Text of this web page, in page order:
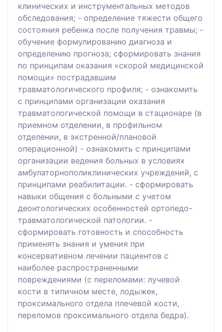
клинических и инструментальных методов
обследования; - определение тяжести общего
состояния ребенка после получения травмы; -
обучение формулированию диагноза и
определению прогноза; сформировать знания
по принципам оказания «скорой медицинской
помощи» пострадавшим
травматологического профиля; - ознакомить
с принципами организации оказания
травматологической помощи в стационаре (в
приемном отделении, в профильном
отделении, в экстренной/плановой
операционной) - ознакомить с принципами
организации ведения больных в условиях
амбулаторнополиклинических учреждений, с
принципами реабилитации. - сформировать
навыки общения с больными с учетом
деонтологических особенностей ортопедо-
травматологической патологии. -
сформировать готовность и способность
применять знания и умения при
консервативном лечении пациентов с
наиболее распространенными
повреждениями (с переломами: лучевой
кости в типичном месте, лодыжек,
проксимального отдела плечевой кости,
переломов проксимального отдела бедра).